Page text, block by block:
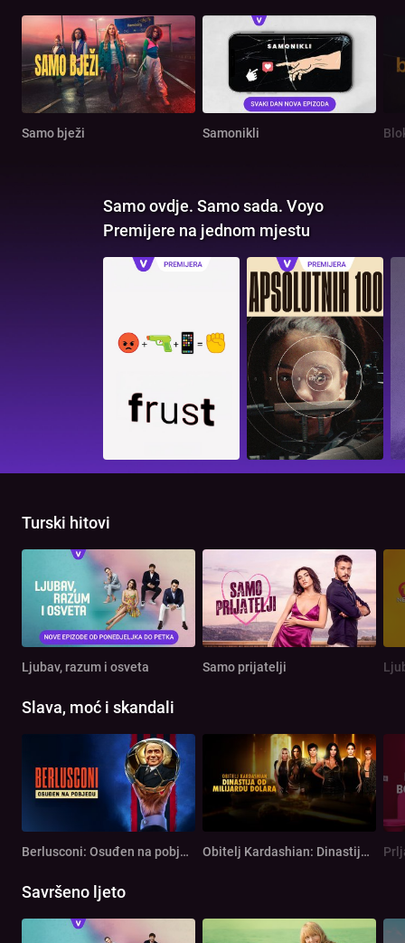
Samo bježi Samonikli
Samo ovdje. Samo sada. Voyo
Premijere na jednom mjestu
Turski hitovi
Ljubav, razum i osveta Samo prijatelji
Slava, moć i skandali
Berlusconi: Osuđen na pobjedu Obitelj Kardashian: Dinastija od milijardu dolara
Savršeno ljeto